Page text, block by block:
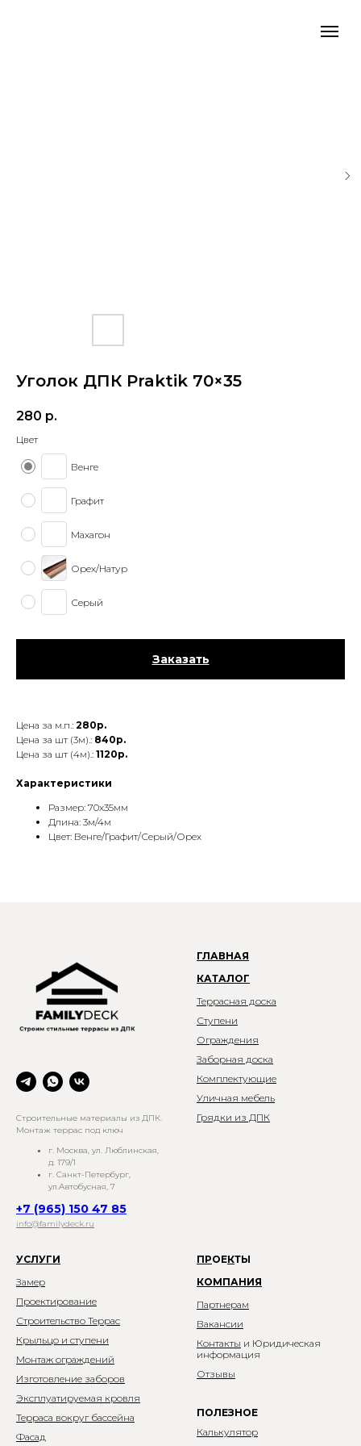
Уголок ДПК Praktik 70×35
280 р.
Цвет
Венге
Графит
Махагон
Орех/Натур
Серый
Заказать
Цена за м.п.: 280р.
Цена за шт (3м).: 840р.
Цена за шт (4м).: 1120р.
Характеристики
Размер: 70x35мм
Длина: 3м/4м
Цвет: Венге/Графит/Серый/Орех
Строительные материалы из ДПК.
Монтаж террас под ключ
г. Москва, ул. Люблинская,
д. 179/1
г. Санкт-Петербург,
ул.Автобусная, 7
+7 (965) 150 47 85
info@familydeck.ru
ГЛАВНАЯ
КАТАЛОГ
Террасная доска
Ступени
Ограждения
Заборная доска
Комплектующие
Уличная мебель
Грядки из ДПК
УСЛУГИ
Замер
Проектирование
Строительство Террас
Крыльцо и ступени
Монтаж ограждений
Изготовление заборов
Эксплуатируемая кровля
Терраса вокруг бассейна
Фасад
ПРОЕКТЫ
КОМПАНИЯ
Партнерам
Вакансии
Контакты и Юридическая
информация
Отзывы
ПОЛЕЗНОЕ
Калькулятор